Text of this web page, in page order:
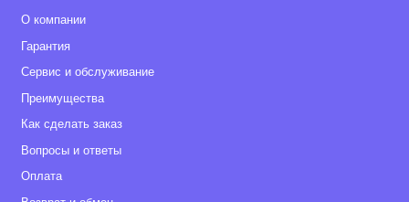
О компании
Гарантия
Сервис и обслуживание
Преимущества
Как сделать заказ
Вопросы и ответы
Оплата